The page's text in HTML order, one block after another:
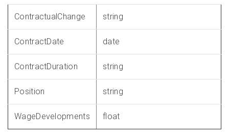
ContractualChange string
ContractDate date
ContractDuration string
Position string
WageDevelopments float